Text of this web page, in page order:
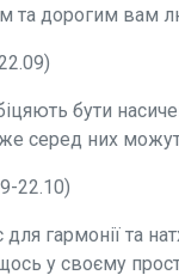
та дорогим вам
бути
серед них
22.10)
гармонії та
у своєму